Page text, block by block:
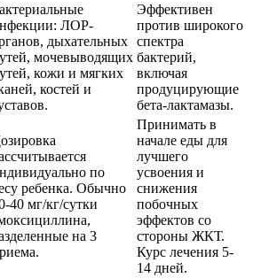
ЛОР-
дыхательных
мочевыводящих
кожи и мягких
костей и
Эффективен
против широкого
спектра
бактерий,
включая
продуцирующие
бета-лактамазы.
по
ребенка. Обычно
40 мг/кг/сутки
на 3
Принимать в
начале еды для
лучшего
усвоения и
снижения
побочных
эффектов со
стороны ЖКТ.
Курс лечения 5-
14 дней.